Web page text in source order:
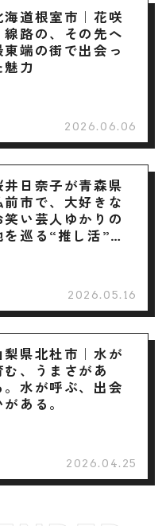
海道根室市｜花咲
線路の、その先へ
東端の街で出会っ
魅力
2026.06.06
井日奈子が青森県
前市で、大好きな
笑い芸人ゆかりの
を巡る“推し活”旅
2026.05.16
梨県北杜市｜水が
む、うまさがあ
。水が呼ぶ、出会
がある。
2026.04.25